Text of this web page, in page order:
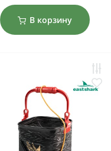
В корзину